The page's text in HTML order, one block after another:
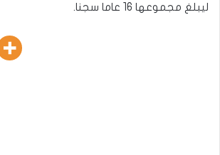
ليبلغ مجموعها 16 عاما سجنا.